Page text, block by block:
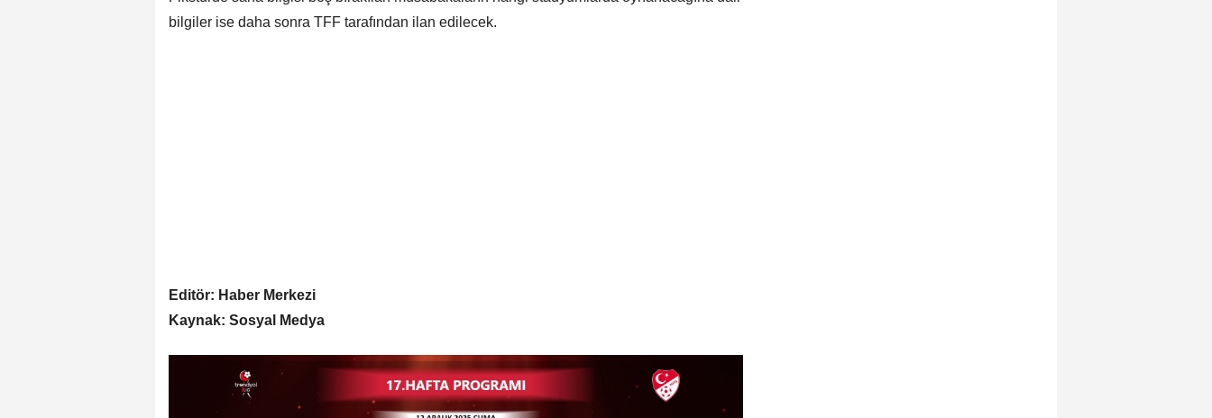
bilgiler ise daha sonra TFF tarafından ilan edilecek.
Editör: Haber Merkezi
Kaynak: Sosyal Medya